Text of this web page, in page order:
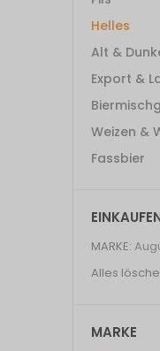
Helles
Alt &
Export &
Weizen &
Fassbier
MARKE
Alles
MARKE